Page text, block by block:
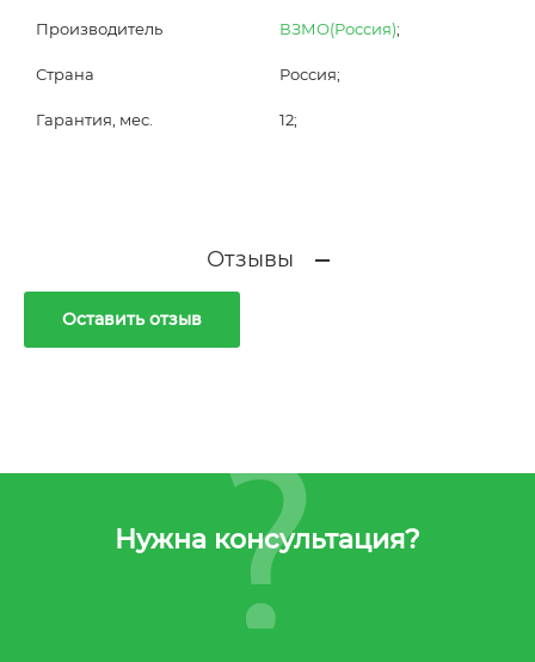
Производитель ВЗМО(Россия);
Страна Россия;
Гарантия, мес. 12;
Отзывы
Оставить отзыв
Нужна консультация?